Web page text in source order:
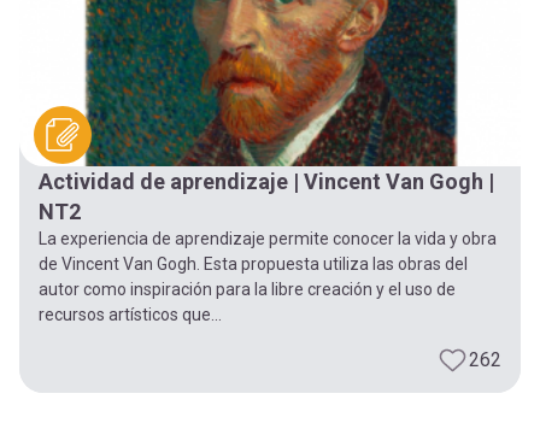
Actividad de aprendizaje | Vincent Van Gogh |
NT2
La experiencia de aprendizaje permite conocer la vida y obra
de Vincent Van Gogh. Esta propuesta utiliza las obras del
autor como inspiración para la libre creación y el uso de
recursos artísticos que...
262